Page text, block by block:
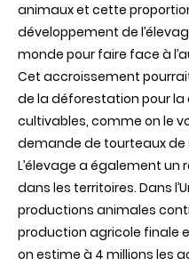
animaux et cette
développement de
monde pour faire face à
Cet accroissement
de la déforestation pour
cultivables, comme on le
demande de tourteaux de
L’élevage a également un
dans les territoires. Dans
productions animales
production agricole finale
on estime à 4 millions les